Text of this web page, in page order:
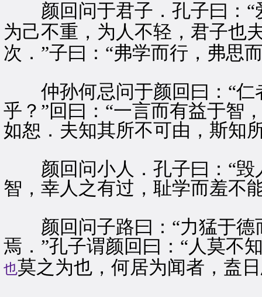
颜回问于君子．孔子曰：“
为己不重，为人不轻，君子也
次．”子曰：“弗学而行，弗思
仲孙何忌问于颜回曰：“仁
乎？”回曰：“一言而有益于智
如恕．夫知其所不可由，斯知
颜回问小人．孔子曰：“毁
智，幸人之有过，耻学而羞不
颜回问子路曰：“力猛于德
焉．”孔子谓颜回曰：“人莫不
也莫之为也，何居为闻者，盍